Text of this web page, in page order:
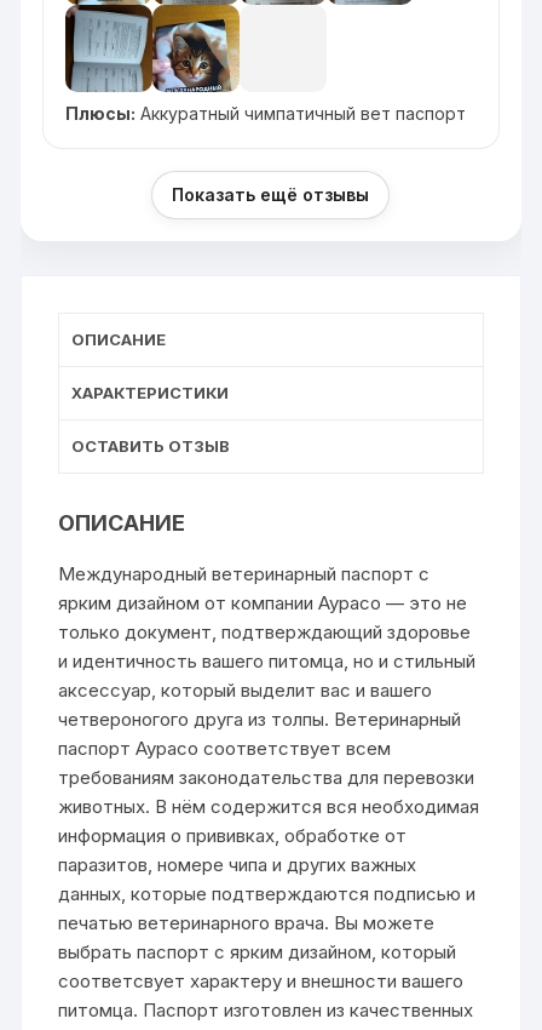
Плюсы: Аккуратный чимпатичный вет паспорт
Показать ещё отзывы
ОПИСАНИЕ
ХАРАКТЕРИСТИКИ
ОСТАВИТЬ ОТЗЫВ
ОПИСАНИЕ
Международный ветеринарный паспорт с
ярким дизайном от компании Аурасо — это не
только документ, подтверждающий здоровье
и идентичность вашего питомца, но и стильный
аксессуар, который выделит вас и вашего
четвероногого друга из толпы. Ветеринарный
паспорт Аурасо соответствует всем
требованиям законодательства для перевозки
животных. В нём содержится вся необходимая
информация о прививках, обработке от
паразитов, номере чипа и других важных
данных, которые подтверждаются подписью и
печатью ветеринарного врача. Вы можете
выбрать паспорт с ярким дизайном, который
соответсвует характеру и внешности вашего
питомца. Паспорт изготовлен из качественных